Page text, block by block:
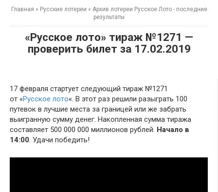
Главная » Русские лотереи » Архив лотереи Русское Лото - последние
результаты
«Русское лото» тираж №1271 —
проверить билет за 17.02.2019
17 февраля стартует следующий тираж №1271
от «Русское лото«. В этот раз решили разыграть 100
путевок в лучшие места за границей или же забрать
выигранную сумму денег. Накопленная сумма тиража
составляет 500 000 000 миллионов рублей. Начало в
14:00. Удачи победить!